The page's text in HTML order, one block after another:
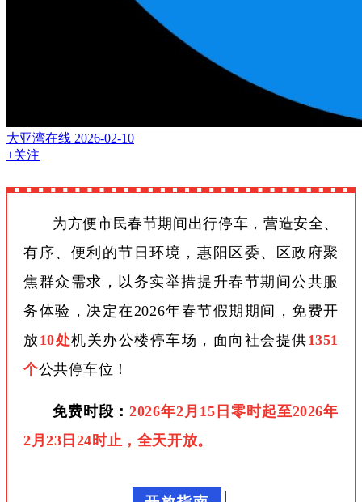
大亚湾在线 2026-02-10
+关注
为方便市民春节期间出行停车，营造安全、
有序、便利的节日环境，惠阳区委、区政府聚
焦群众需求，以务实举措提升春节期间公共服
务体验，决定在2026年春节假期期间，免费开
放 10处机关办公楼停车场，面向社会提供1351
个公共停车位！
免费时段：2026年2月15日零时起至2026年
2月23日24时止，全天开放。